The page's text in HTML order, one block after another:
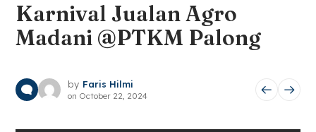
Karnival Jualan Agro
Madani @PTKM Palong
by Faris Hilmi
on October 22, 2024